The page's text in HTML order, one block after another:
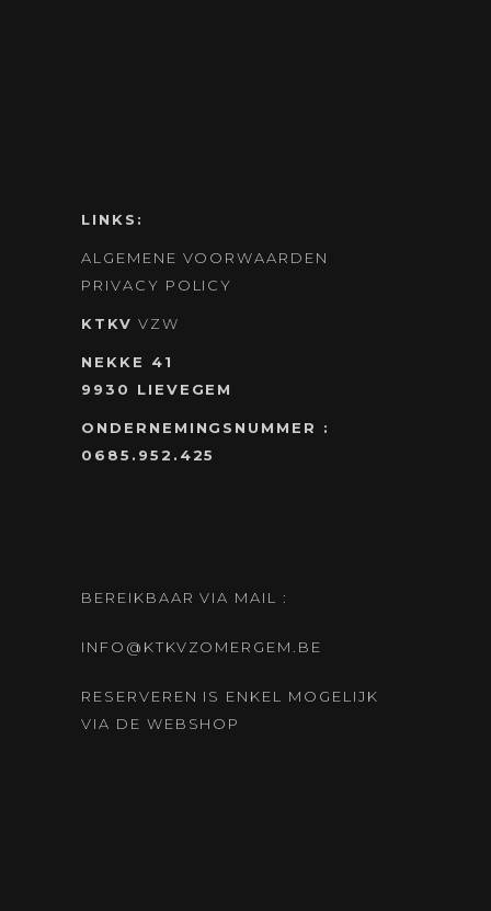
LINKS:
ALGEMENE VOORWAARDEN
PRIVACY POLICY
KTKV VZW
NEKKE 41
9930 LIEVEGEM
ONDERNEMINGSNUMMER :
0685.952.425
BEREIKBAAR VIA MAIL :
INFO@KTKVZOMERGEM.BE
RESERVEREN IS ENKEL MOGELIJK
VIA DE WEBSHOP